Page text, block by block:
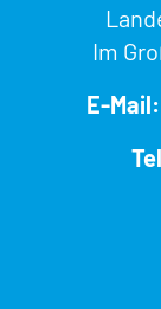
Im
E-Mail: